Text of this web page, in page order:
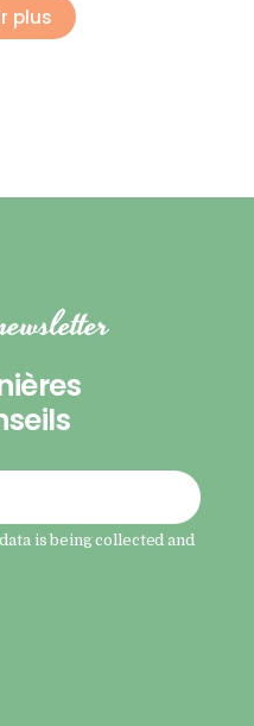
plus
is being collected and